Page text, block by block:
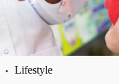
Lifestyle